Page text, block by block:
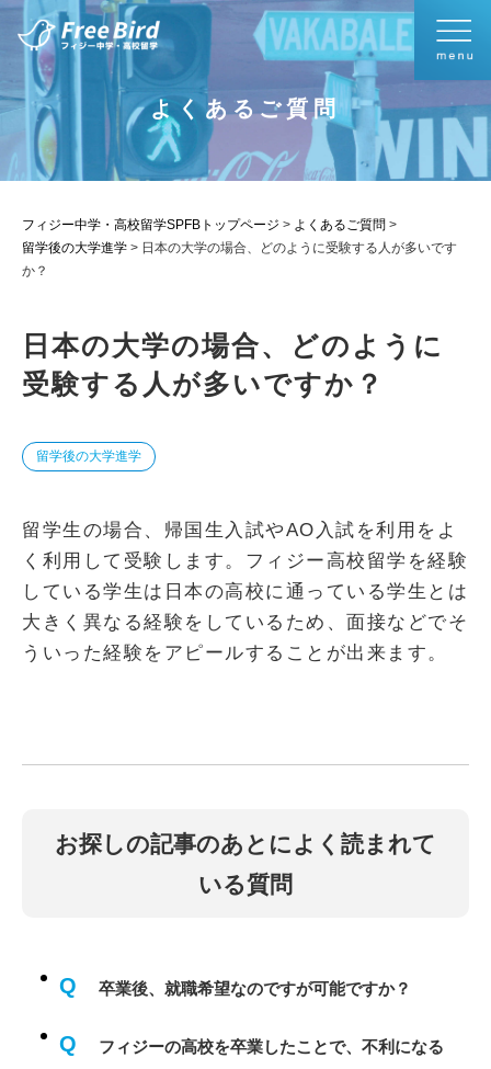
よくあるご質問
フィジー中学・高校留学SPFBトップページ > よくあるご質問 >
留学後の大学進学 > 日本の大学の場合、どのように受験する人が多いです
か？
日本の大学の場合、どのように
受験する人が多いですか？
留学後の大学進学
留学生の場合、帰国生入試やAO入試を利用をよ
く利用して受験します。フィジー高校留学を経験
している学生は日本の高校に通っている学生とは
大きく異なる経験をしているため、面接などでそ
ういった経験をアピールすることが出来ます。
お探しの記事のあとによく読まれて
いる質問
Q 卒業後、就職希望なのですが可能ですか？
Q
フィジーの高校を卒業したことで、不利になる